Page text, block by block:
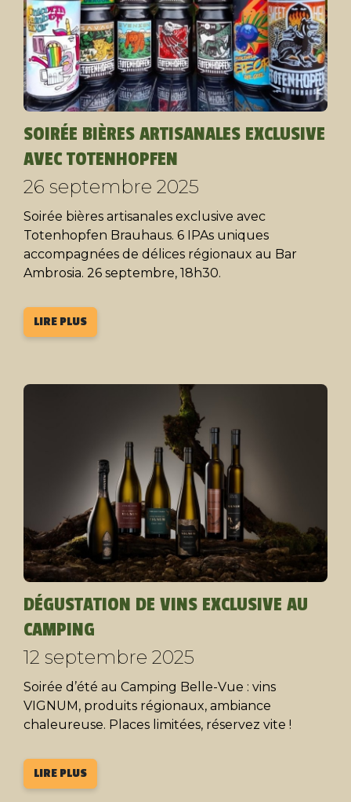
SOIRÉE BIÈRES ARTISANALES EXCLUSIVE
AVEC TOTENHOPFEN
26 septembre 2025
Soirée bières artisanales exclusive avec
Totenhopfen Brauhaus. 6 IPAs uniques
accompagnées de délices régionaux au Bar
Ambrosia. 26 septembre, 18h30.
LIRE PLUS
DÉGUSTATION DE VINS EXCLUSIVE AU
CAMPING
12 septembre 2025
Soirée d’été au Camping Belle-Vue : vins
VIGNUM, produits régionaux, ambiance
chaleureuse. Places limitées, réservez vite !
LIRE PLUS